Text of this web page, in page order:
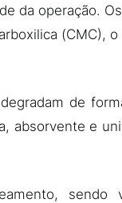
da operação.
(CMC), o
de
absorvente e
sendo